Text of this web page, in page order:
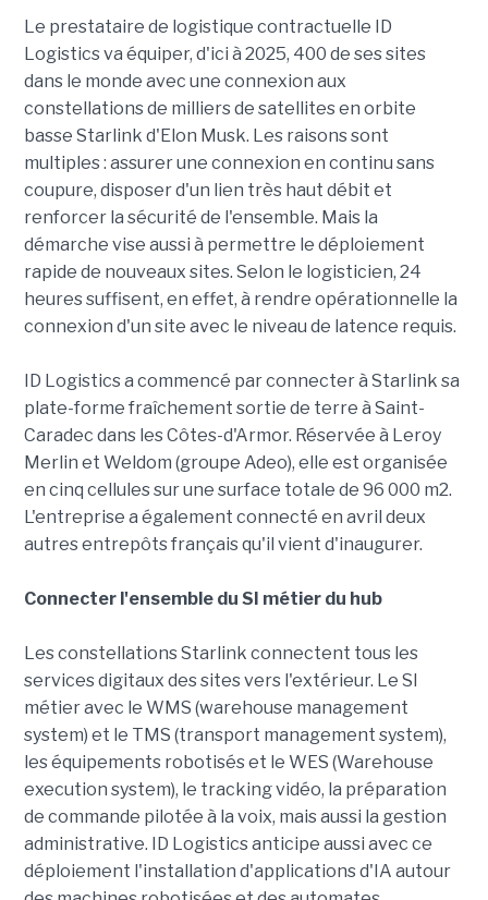
Le prestataire de logistique contractuelle ID
Logistics va équiper, d'ici à 2025, 400 de ses sites
dans le monde avec une connexion aux
constellations de milliers de satellites en orbite
basse Starlink d'Elon Musk. Les raisons sont
multiples : assurer une connexion en continu sans
coupure, disposer d'un lien très haut débit et
renforcer la sécurité de l'ensemble. Mais la
démarche vise aussi à permettre le déploiement
rapide de nouveaux sites. Selon le logisticien, 24
heures suffisent, en effet, à rendre opérationnelle la
connexion d'un site avec le niveau de latence requis.
ID Logistics a commencé par connecter à Starlink sa
plate-forme fraîchement sortie de terre à Saint-
Caradec dans les Côtes-d'Armor. Réservée à Leroy
Merlin et Weldom (groupe Adeo), elle est organisée
en cinq cellules sur une surface totale de 96 000 m2.
L'entreprise a également connecté en avril deux
autres entrepôts français qu'il vient d'inaugurer.
Connecter l'ensemble du SI métier du hub
Les constellations Starlink connectent tous les
services digitaux des sites vers l'extérieur. Le SI
métier avec le WMS (warehouse management
system) et le TMS (transport management system),
les équipements robotisés et le WES (Warehouse
execution system), le tracking vidéo, la préparation
de commande pilotée à la voix, mais aussi la gestion
administrative. ID Logistics anticipe aussi avec ce
déploiement l'installation d'applications d'IA autour